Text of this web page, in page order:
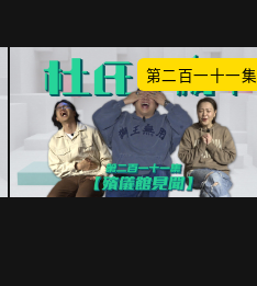
第二百一十一集